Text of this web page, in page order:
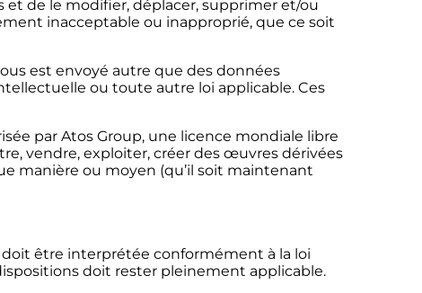
et de le modifier, déplacer, supprimer et/ou
inacceptable ou inapproprié, que ce soit
est envoyé autre que des données
ou toute autre loi applicable. Ces
par Atos Group, une licence mondiale libre
vendre, exploiter, créer des œuvres dérivées
manière ou moyen (qu’il soit maintenant
être interprétée conformément à la loi
doit rester pleinement applicable.